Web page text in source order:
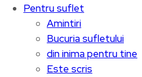
Pentru suflet
Amintiri
Bucuria sufletului
din inima pentru tine
Este scris